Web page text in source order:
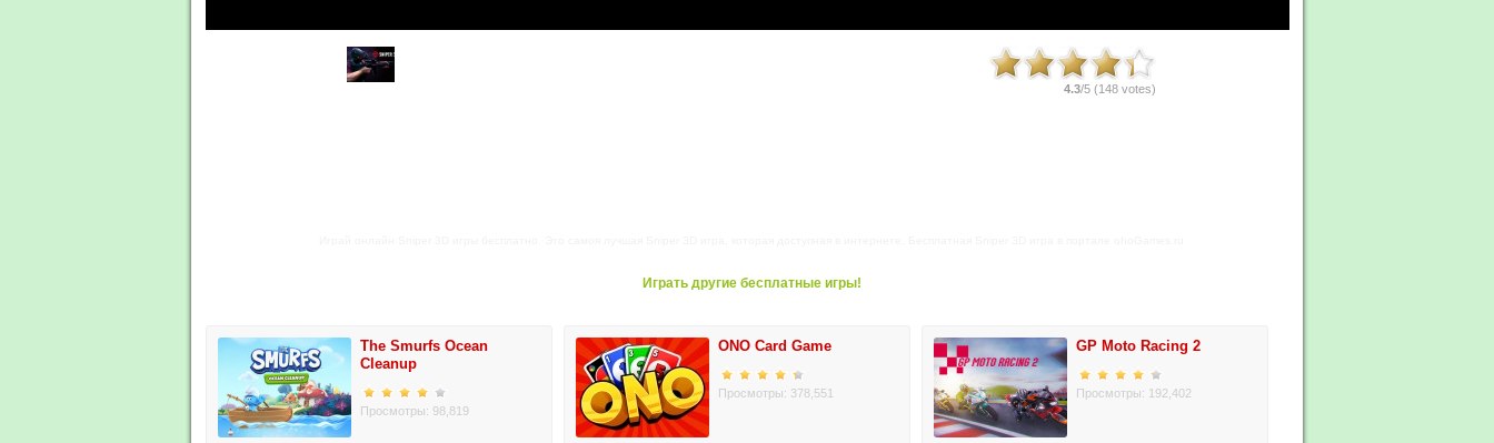
4.3/5 (148 votes)
Играть другие бесплатные игры!
The Smurfs Ocean
Cleanup
Просмотры: 98,819
ONO Card Game
Просмотры: 378,551
GP Moto Racing 2
Просмотры: 192,402